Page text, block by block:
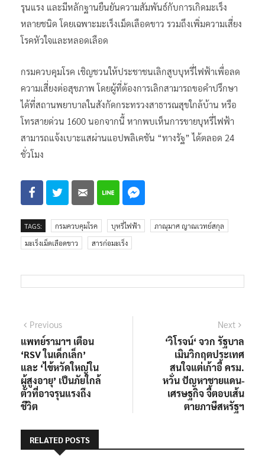
รุนแรง และมีหลักฐานยืนยันความสัมพันธ์กับการเกิดมะเร็ง
หลายชนิด โดยเฉพาะมะเร็งเม็ดเลือดขาว รวมถึงเพิ่มความเสี่ยง
โรคหัวใจและหลอดเลือด
กรมควบคุมโรค เชิญชวนให้ประชาชนเลิกสูบบุหรี่ไฟฟ้าเพื่อลด
ความเสี่ยงต่อสุขภาพ โดยผู้ที่ต้องการเลิกสามารถขอคำปรึกษา
ได้ที่สถานพยาบาลในสังกัดกระทรวงสาธารณสุขใกล้บ้าน หรือ
โทรสายด่วน 1600 นอกจากนี้ หากพบเห็นการขายบุหรี่ไฟฟ้า
สามารถแจ้งเบาะแสผ่านแอปพลิเคชัน “ทางรัฐ” ได้ตลอด 24
ชั่วโมง
TAGS: กรมควบคุมโรค บุหรี่ไฟฟ้า
ภาณุมาศ ญาณเวทย์สกุล
มะเร็งเม็ดเลือดขาว
สารก่อมะเร็ง
แนะแนว
เรื่อง
Previous
post:
แพทย์รามาฯ เตือน
‘RSV ในเด็กเล็ก’
และ ‘ไข้หวัดใหญ่ใน
ผู้สูงอายุ’ เป็นภัยใกล้
ตัวที่อาจรุนแรงถึง
ชีวิต
Next
‘วิโรจน์‘ จวก รัฐบาล
เมินวิกฤตประเทศ
สนใจแต่เก้าอี้ ครม.
หวั่น ปัญหาชายแดน-
เศรษฐกิจ จี้ตอบเส้น
ตายภาษีสหรัฐฯ
RELATED POSTS